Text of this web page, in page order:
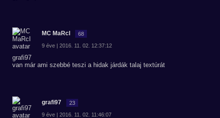
MC MaRcI 68
9 éve | 2016. 11. 02. 12:37:12
grafi97
van már ami szebbé teszi a hidak járdák talaj textúrát
grafi97 23
9 éve | 2016. 11. 02. 11:46:07